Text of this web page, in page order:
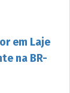
em Laje
na BR-